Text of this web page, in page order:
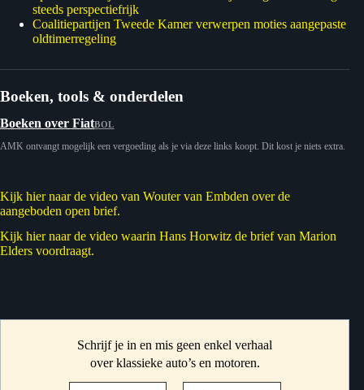
steeds perspectiefrijk
Coalitiepartijen Tweede Kamer verwerpen moties aangepaste
oldtimerregeling
Boeken, tools & onderdelen
Boeken over FiatBOL
AMK ontvangt mogelijk een vergoeding als je via deze links koopt. Dit kost je niets extra.
Kijk hier naar de video van Wouter van Embden over de
aangeboden open brief.
Kijk hier naar de video waarin Hans Horwitz de brief van Marion
Elders voordraagt.
Schrijf je in en mis geen enkel verhaal
over klassieke auto’s en motoren.